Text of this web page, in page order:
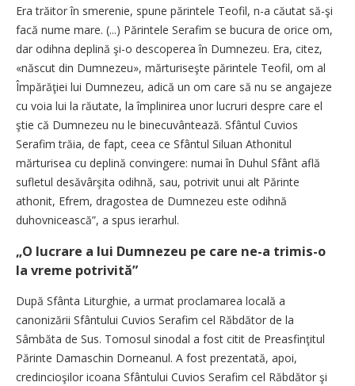
Era trăitor în smerenie, spune părintele Teofil, n-a căutat să-şi
facă nume mare. (...) Părintele Serafim se bucura de orice om,
dar odihna deplină şi-o descoperea în Dumnezeu. Era, citez,
«născut din Dumnezeu», mărturiseşte părintele Teofil, om al
Împărăţiei lui Dumnezeu, adică un om care să nu se angajeze
cu voia lui la răutate, la împlinirea unor lucruri despre care el
ştie că Dumnezeu nu le binecuvântează. Sfântul Cuvios
Serafim trăia, de fapt, ceea ce Sfântul Siluan Athonitul
mărturisea cu deplină convingere: numai în Duhul Sfânt află
sufletul desăvârşita odihnă, sau, potrivit unui alt Părinte
athonit, Efrem, dragostea de Dumnezeu este odihnă
duhovnicească”, a spus ierarhul.
„O lucrare a lui Dumnezeu pe care ne-a trimis-o
la vreme potrivită”
După Sfânta Liturghie, a urmat proclamarea locală a
canonizării Sfântului Cuvios Serafim cel Răbdător de la
Sâmbăta de Sus. Tomosul sinodal a fost citit de Preasfinţitul
Părinte Damaschin Dorneanul. A fost prezentată, apoi,
credincioşilor icoana Sfântului Cuvios Serafim cel Răbdător şi